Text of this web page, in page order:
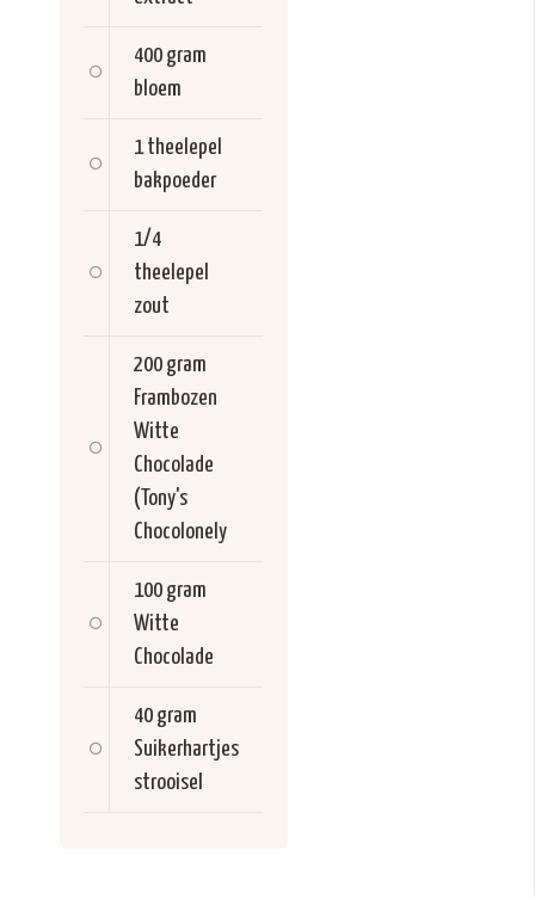
400 gram
bloem
1 theelepel
bakpoeder
1/4
theelepel
zout
200 gram
Frambozen
Witte
Chocolade
(Tony's
Chocolonely
100 gram
Witte
Chocolade
40 gram
Suikerhartjes
strooisel